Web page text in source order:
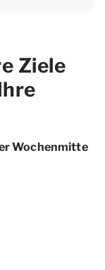
Ziele
Wochenmitte